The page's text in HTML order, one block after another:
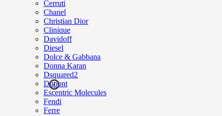
Cerruti
Chanel
Christian Dior
Clinique
Davidoff
Diesel
Dolce & Gabbana
Donna Karan
Dsquared2
Dupont
Escentric Molecules
Fendi
Ferre